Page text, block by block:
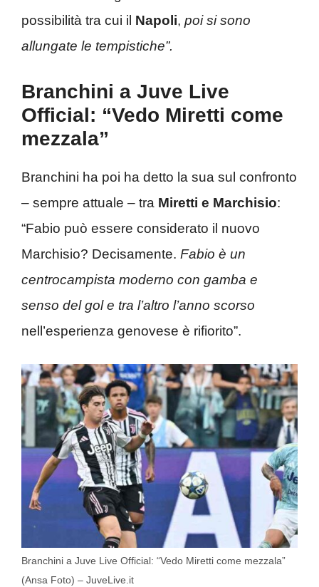
possibilità tra cui il Napoli, poi si sono
allungate le tempistiche”.
Branchini a Juve Live
Official: “Vedo Miretti come
mezzala”
Branchini ha poi ha detto la sua sul confronto
– sempre attuale – tra Miretti e Marchisio:
“Fabio può essere considerato il nuovo
Marchisio? Decisamente. Fabio è un
centrocampista moderno con gamba e
senso del gol e tra l’altro l’anno scorso
nell’esperienza genovese è rifiorito”.
Branchini a Juve Live Official: “Vedo Miretti come mezzala”
(Ansa Foto) – JuveLive.it